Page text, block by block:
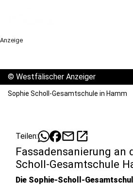
Anzeige
© Westfälischer Anzeiger
Sophie Scholl-Gesamtschule in Hamm
Teilen: mailopen_in_new
Fassadensanierung an
Scholl-Gesamtschule
Die Sophie-Scholl-